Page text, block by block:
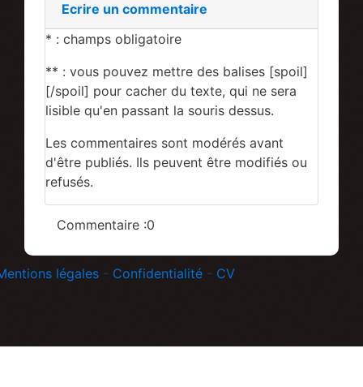
Ecrire un commentaire
* : champs obligatoire
** : vous pouvez mettre des balises [spoil]
[/spoil] pour cacher du texte, qui ne sera
lisible qu'en passant la souris dessus.
Les commentaires sont modérés avant
d'être publiés. Ils peuvent être modifiés ou
refusés.
Commentaire :0
légales - Confidentialité - CV